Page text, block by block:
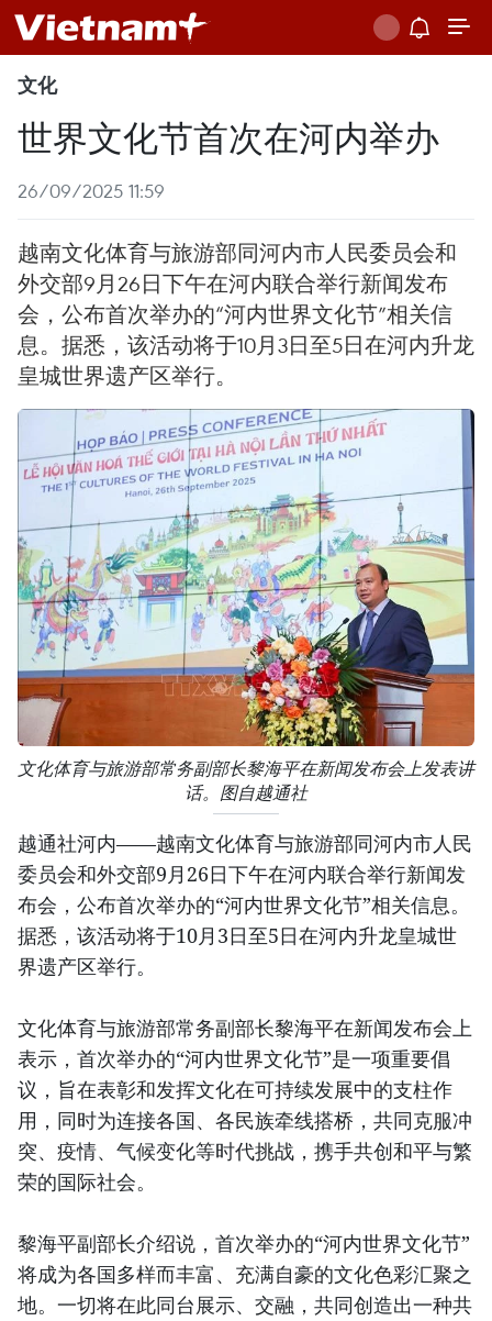
文化
世界文化节首次在河内举办
26/09/2025 11:59
越南文化体育与旅游部同河内市人民委员会和
外交部9月26日下午在河内联合举行新闻发布
会，公布首次举办的“河内世界文化节”相关信
息。据悉，该活动将于10月3日至5日在河内升龙
皇城世界遗产区举行。
文化体育与旅游部常务副部长黎海平在新闻发布会上发表讲
话。图自越通社
越通社河内——越南文化体育与旅游部同河内市人民
委员会和外交部9月26日下午在河内联合举行新闻发
布会，公布首次举办的“河内世界文化节”相关信息。
据悉，该活动将于10月3日至5日在河内升龙皇城世
界遗产区举行。
文化体育与旅游部常务副部长黎海平在新闻发布会上
表示，首次举办的“河内世界文化节”是一项重要倡
议，旨在表彰和发挥文化在可持续发展中的支柱作
用，同时为连接各国、各民族牵线搭桥，共同克服冲
突、疫情、气候变化等时代挑战，携手共创和平与繁
荣的国际社会。
黎海平副部长介绍说，首次举办的“河内世界文化节”
将成为各国多样而丰富、充满自豪的文化色彩汇聚之
地。一切将在此同台展示、交融，共同创造出一种共